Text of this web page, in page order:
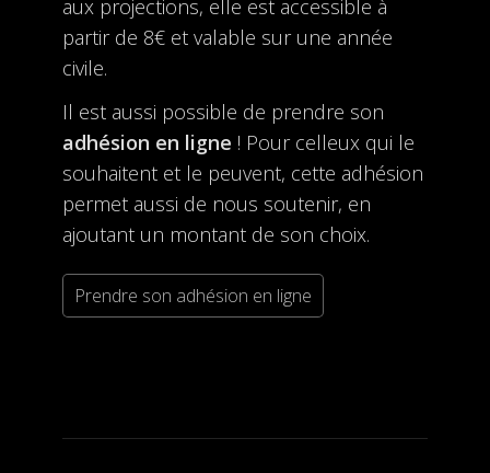
aux projections, elle est accessible à
partir de 8€ et valable sur une année
civile.
Il est aussi possible de prendre son
adhésion en ligne ! Pour celleux qui le
souhaitent et le peuvent, cette adhésion
permet aussi de nous soutenir, en
ajoutant un montant de son choix.
Prendre son adhésion en ligne